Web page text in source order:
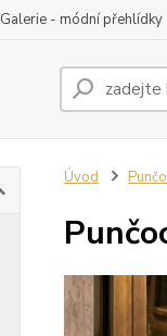
Galerie - módní přehlídky
Úvod